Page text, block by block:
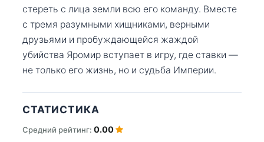
стереть с лица земли всю его команду. Вместе
с тремя разумными хищниками, верными
друзьями и пробуждающейся жаждой
убийства Яромир вступает в игру, где ставки —
не только его жизнь, но и судьба Империи.
СТАТИСТИКА
Средний рейтинг: 0.00